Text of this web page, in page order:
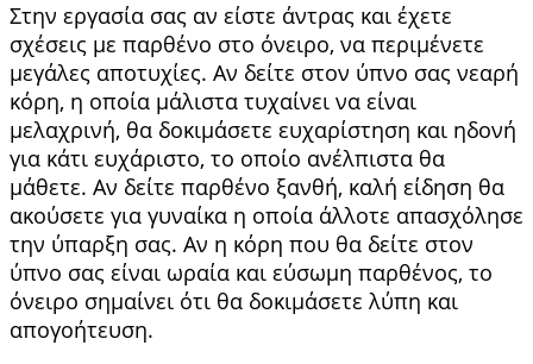
Στην εργασία σας αν είστε άντρας και έχετε
σχέσεις με παρθένο στο όνειρο, να περιμένετε
μεγάλες αποτυχίες. Αν δείτε στον ύπνο σας νεαρή
κόρη, η οποία μάλιστα τυχαίνει να είναι
μελαχρινή, θα δοκιμάσετε ευχαρίστηση και ηδονή
για κάτι ευχάριστο, το οποίο ανέλπιστα θα
μάθετε. Αν δείτε παρθένο ξανθή, καλή είδηση θα
ακούσετε για γυναίκα η οποία άλλοτε απασχόλησε
την ύπαρξη σας. Αν η κόρη που θα δείτε στον
ύπνο σας είναι ωραία και εύσωμη παρθένος, το
όνειρο σημαίνει ότι θα δοκιμάσετε λύπη και
απογοή­τευση.